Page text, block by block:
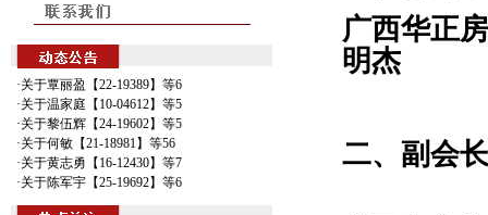
·关于覃丽盈【22-19389】等6
·关于温家庭【10-04612】等5
·关于黎伍辉【24-19602】等5
·关于何敏【21-18981】等56
·关于黄志勇【16-12430】等7
·关于陈军宇【25-19692】等6
广西华正
明杰
二、副会